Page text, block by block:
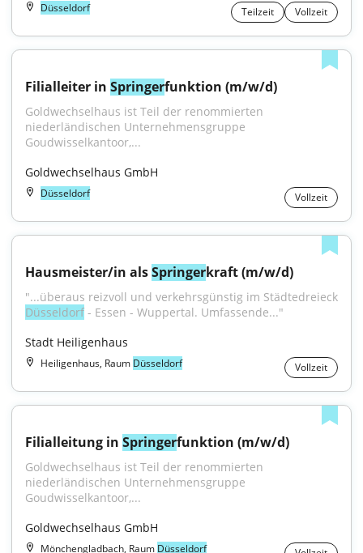
Düsseldorf Teilzeit Vollzeit
Filialleiter in Springerfunktion (m/w/d)
Goldwechselhaus ist Teil der renommierten
niederländischen Unternehmensgruppe
Goudwisselkantoor,...
Goldwechselhaus GmbH
Düsseldorf Vollzeit
Hausmeister/in als Springerkraft (m/w/d)
Düsseldorf - Essen - Wuppertal. Umfassende..."
Stadt Heiligenhaus
Heiligenhaus, Raum Düsseldorf Vollzeit
Filialleitung in Springerfunktion (m/w/d)
Goldwechselhaus ist Teil der renommierten
niederländischen Unternehmensgruppe
Goudwisselkantoor,...
Goldwechselhaus GmbH
Mönchengladbach, Raum Düsseldorf